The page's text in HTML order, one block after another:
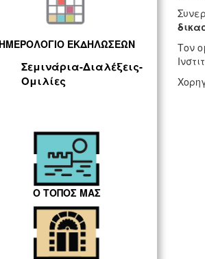
ΗΜΕΡΟΛΟΓΙΟ ΕΚΔΗΛΩΣΕΩΝ
Σεμινάρια-Διαλέξεις-
Ομιλίες
Ο ΤΟΠΟΣ ΜΑΣ
Τον